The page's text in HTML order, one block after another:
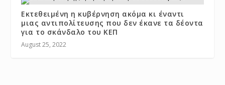
Εκτεθειμένη η κυβέρνηση ακόμα κι έναντι
μιας αντιπολίτευσης που δεν έκανε τα δέοντα
για το σκάνδαλο του ΚΕΠ
August 25, 2022